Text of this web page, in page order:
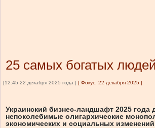
25 самых богатых
[12:45 22 декабря 2025 года ] [ Фокус, 22 декабря 2025 ]
Украинский бизнес-ландшафт 2025
непоколебимые олигархические
экономических и социальных изменений